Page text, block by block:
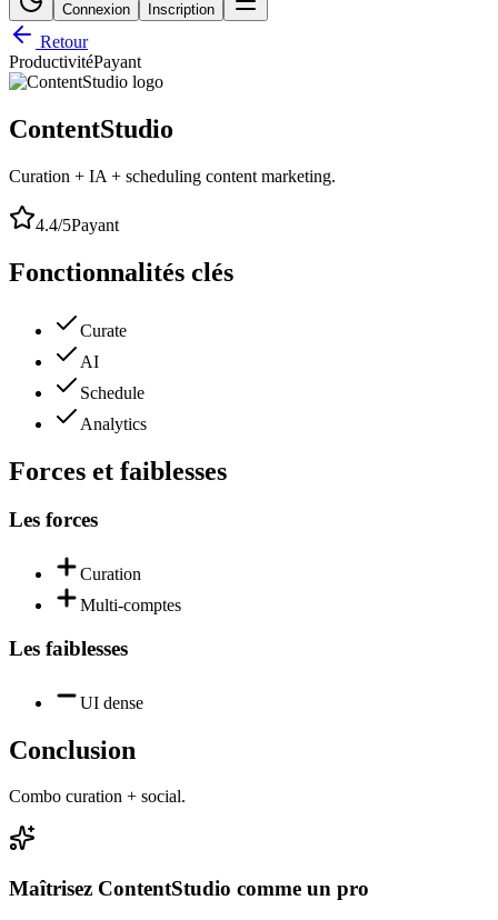
Connexion Inscription
Retour
ProductivitéPayant
ContentStudio
Curation + IA + scheduling content marketing.
4.4/5Payant
Fonctionnalités clés
Curate
AI
Schedule
Analytics
Forces et faiblesses
Les forces
Curation
Multi-comptes
Les faiblesses
UI dense
Conclusion
Combo curation + social.
Maîtrisez ContentStudio comme un pro